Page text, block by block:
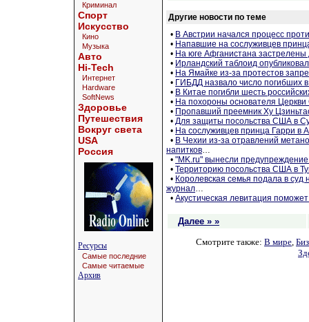
Криминал
Спорт
Искусство
Кино
Музыка
Авто
Hi-Tech
Интернет
Hardware
SoftNews
Здоровье
Путешествия
Вокруг света
USA
Россия
Ресурсы
Самые последние
Самые читаемые
Архив
Другие новости по теме
• В Австрии начался процесс
• Напавшие на сослуживцев
• На юге Афганистана застрелены
• Ирландский таблоид
• На Ямайке из-за протестов
• ГИБДД назвало число погибших
• В Китае погибли шесть
• На похороны основателя
• Пропавший преемник Ху
• Для защиты посольства США в
• На сослуживцев принца Гарри в
• В Чехии из-за отравлений
напитков…
• "MK.ru" вынесли
• Территорию посольства США в
• Королевская семья подала в
журнал…
• Акустическая левитация
Далее » »
Смотрите также: В мире,